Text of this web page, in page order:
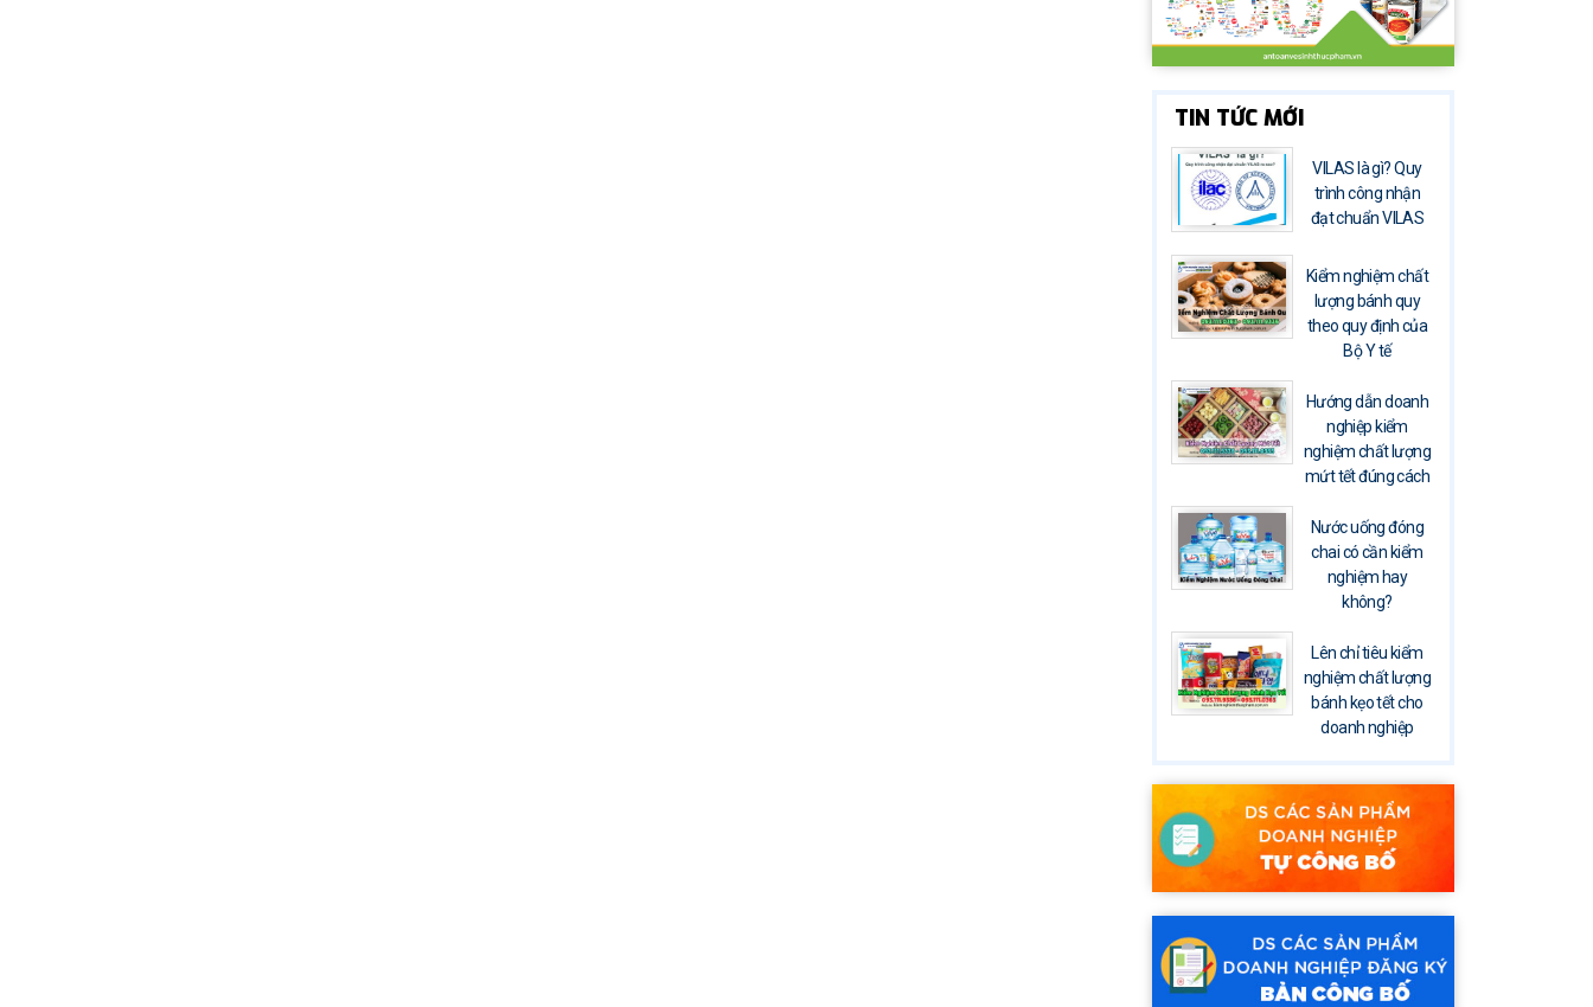
TIN TỨC MỚI
VILAS là gì? Quy
trình công nhận
đạt chuẩn VILAS
Kiểm nghiệm chất
lượng bánh quy
theo quy định của
Bộ Y tế
Hướng dẫn doanh
nghiệp kiểm
nghiệm chất lượng
mứt tết đúng cách
Nước uống đóng
chai có cần kiểm
nghiệm hay
không?
Lên chỉ tiêu kiểm
nghiệm chất lượng
bánh kẹo tết cho
doanh nghiệp